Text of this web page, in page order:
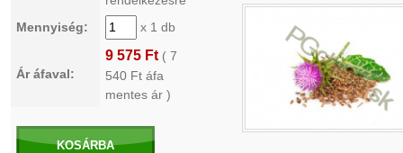
Mennyiség:
x 1 db
Ár áfaval:
9 575 Ft ( 7
540 Ft áfa
mentes ár )
KOSÁRBA